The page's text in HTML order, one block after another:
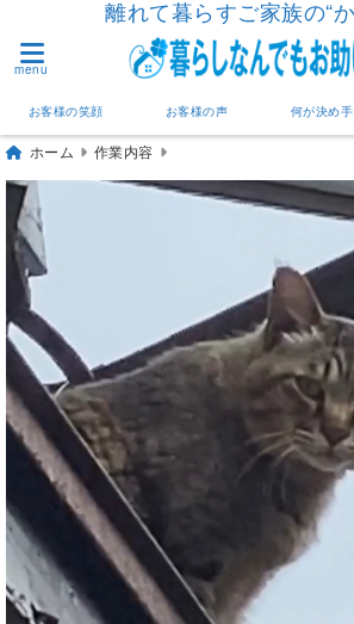
離れて暮らすご家族の“
menu
お客様の笑顔 お客様の声 何が決め手
ホーム 作業内容